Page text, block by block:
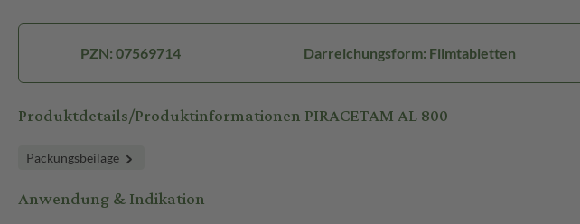
PZN: 07569714 Darreichungsform: Filmtabletten
Produktdetails/Produktinformationen PIRACETAM AL 800
Packungsbeilage
Anwendung & Indikation